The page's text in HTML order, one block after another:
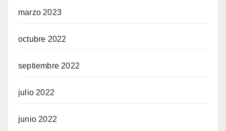
marzo 2023
octubre 2022
septiembre 2022
julio 2022
junio 2022